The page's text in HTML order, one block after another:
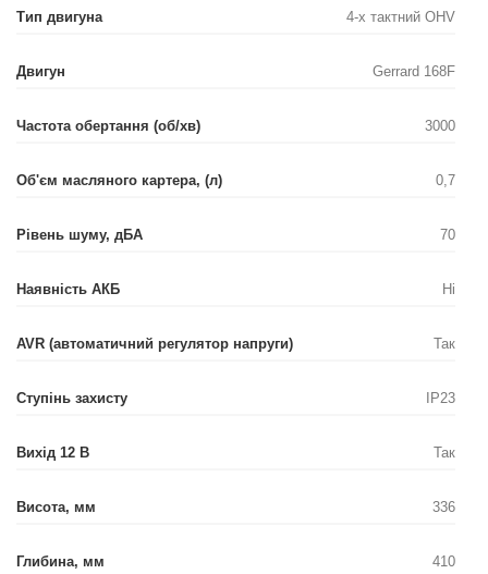
Тип двигуна 4-х тактний OHV
Двигун Gerrard 168F
Частота обертання (об/хв) 3000
Об'єм масляного картера, (л) 0,7
Рівень шуму, дБА 70
Наявність АКБ Ні
AVR (автоматичний регулятор напруги) Так
Ступінь захисту IP23
Вихід 12 В Так
Висота, мм 336
Глибина, мм 410